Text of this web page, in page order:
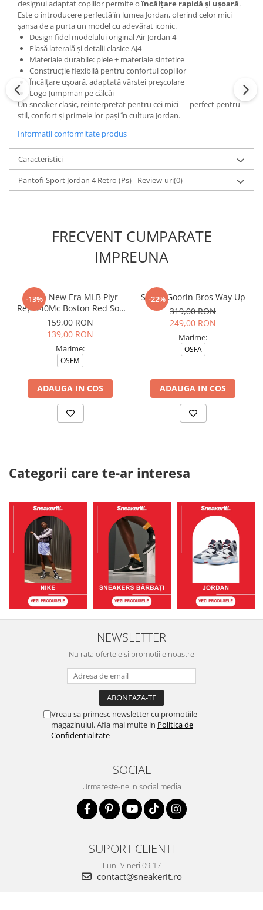
designul adaptat copiilor permite oîncălțare rapidă și ușoară.
Este o introducere perfectă în lumea Jordan, oferind celor mici
șansa de a purta un model cu adevărat iconic.
Design fidel modelului original Air Jordan 4
Plasă laterală și detalii clasice AJ4
Materiale durabile: piele + materiale sintetice
Construcție flexibilă pentru confortul copiilor
Încălțare ușoară, adaptată vârstei preșcolare
Logo Jumpman pe călcâi
Un sneaker clasic, reinterpretat pentru cei mici — perfect pentru
stil, confort și primele lor pași în cultura Jordan.
Informatii conformitate produs
Caracteristici
Pantofi Sport Jordan 4 Retro (Ps) - Review-uri(0)
FRECVENT CUMPARATE
IMPREUNA
-13%
Sapca New Era MLB Plyr
Rep 940Mc Boston Red Sox
Gm Otc
159,00 RON
139,00 RON
Marime:
OSFM
ADAUGA IN COS
-22%
Sapca Goorin Bros Way Up
319,00 RON
249,00 RON
Marime:
OSFA
ADAUGA IN COS
Categorii care te-ar interesa
NEWSLETTER
Nu rata ofertele si promotiile noastre
Vreau sa primesc newsletter cu promotiile
magazinului. Afla mai multe in Politica de
Confidentialitate
SOCIAL
Urmareste-ne in social media
SUPORT CLIENTI
Luni-Vineri 09-17
contact@sneakerit.ro